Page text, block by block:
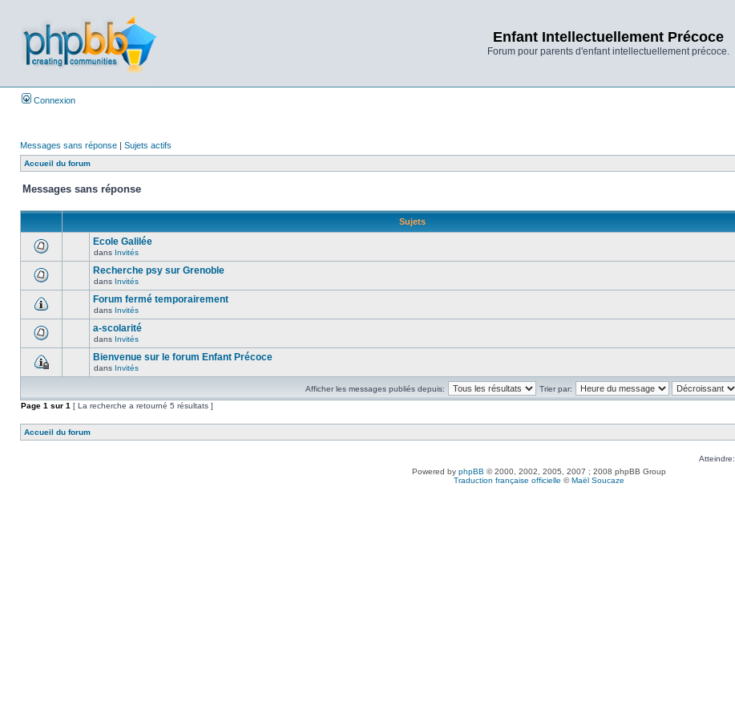
Enfant Intellectuellement Précoce
Forum pour parents d'enfant intellectuellement précoce.
Connexion
Messages sans réponse | Sujets actifs
Accueil du forum
Messages sans réponse
Sujets
Ecole Galilée
dans Invités
Recherche psy sur Grenoble
dans Invités
Forum fermé temporairement
dans Invités
a-scolarité
dans Invités
Bienvenue sur le forum Enfant Précoce
dans Invités
Afficher les messages publiés depuis:
Trier par:
Page 1 sur 1 [ La recherche a retourné 5 résultats ]
Accueil du forum
Atteindre:
Powered by phpBB © 2000, 2002, 2005, 2007 ; 2008 phpBB Group
Traduction française officielle ©Maël Soucaze